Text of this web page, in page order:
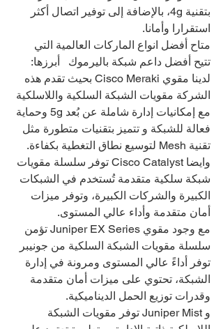
بتقنية 4g، بالإضافة إلى توفير اتصال أكثر
استقرارا وأمانا.
متاح أفضل انواع الماركات العالمية التي
تتيح أفضل داعم شبكة باليرموك   أبرزها:
لدينا مقوي Cisco Meraki بحيث تقدم هذه
الشركة مقويات الشبكة السلكية واللاسلكية
مع إمكانيات إدارة شاملة عن بُعد 5g وحماية
فعالة للشبكة و تتميز بتقنيات متطورة مثل
تقنية Mesh لتوسيع نطاق التغطية بكفاءة.
وايضا Cisco Catalyst توفر سلسلة مقويات
شبكة سلكية متقدمة تُستخدم في الشبكات
الكبيرة والشركات الكبيرة، وتوفر ميزات
أمان متقدمة وأداء عالي المستوى.
مع وجود مقوي Juniper EX Series تؤمن
سلسلة مقويات الشبكة السلكية من جونيبر
توفر أداءً عالي المستوى ومرونة في إدارة
الشبكة، تحتوي على ميزات أمان متقدمة
وقدرات توزيع الحمل الديناميكية.
و Juniper Mist توفر مقويات الشبكة